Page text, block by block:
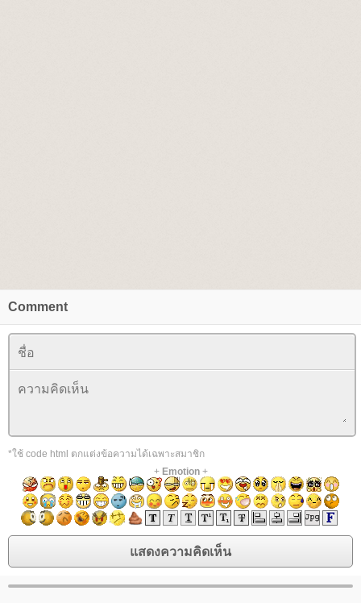
Comment
*ใช้ code html ตกแต่งข้อความได้เฉพาะสมาชิก
+ Emotion+